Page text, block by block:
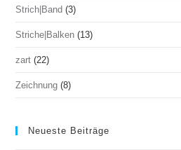
Strich|Band (3)
Striche|Balken (13)
zart (22)
Zeichnung (8)
Neueste Beiträge